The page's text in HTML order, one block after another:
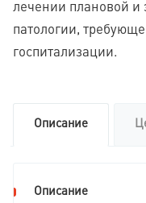
лечении плановой и
патологии,
госпитализации.
Описание
Описание